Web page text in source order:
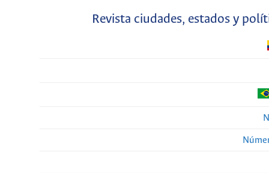
Revista ciudades, estados y